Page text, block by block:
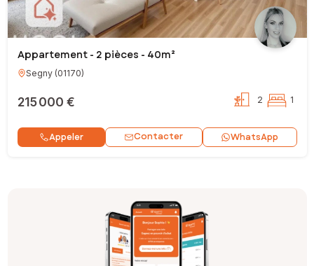
Appartement - 2 pièces - 40m²
Segny(01170)
215 000 € 2 1
Appeler Contacter WhatsApp